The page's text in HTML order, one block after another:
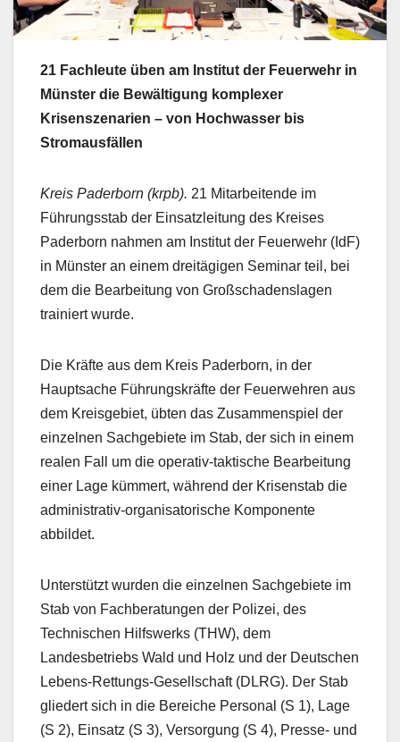
21 Fachleute üben am Institut der Feuerwehr in
Münster die Bewältigung komplexer
Krisenszenarien – von Hochwasser bis
Stromausfällen
Kreis Paderborn (krpb). 21 Mitarbeitende im
Führungsstab der Einsatzleitung des Kreises
Paderborn nahmen am Institut der Feuerwehr (IdF)
in Münster an einem dreitägigen Seminar teil, bei
dem die Bearbeitung von Großschadenslagen
trainiert wurde.
Die Kräfte aus dem Kreis Paderborn, in der
Hauptsache Führungskräfte der Feuerwehren aus
dem Kreisgebiet, übten das Zusammenspiel der
einzelnen Sachgebiete im Stab, der sich in einem
realen Fall um die operativ-taktische Bearbeitung
einer Lage kümmert, während der Krisenstab die
administrativ-organisatorische Komponente
abbildet.
Unterstützt wurden die einzelnen Sachgebiete im
Stab von Fachberatungen der Polizei, des
Technischen Hilfswerks (THW), dem
Landesbetriebs Wald und Holz und der Deutschen
Lebens-Rettungs-Gesellschaft (DLRG). Der Stab
gliedert sich in die Bereiche Personal (S 1), Lage
(S 2), Einsatz (S 3), Versorgung (S 4), Presse- und